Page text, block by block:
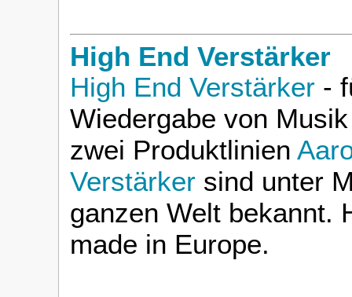
High End Verstärker
High End Verstärker -
Wiedergabe von
zwei Produktlinien
Verstärker sind unter
ganzen Welt bekannt.
made in Europe.